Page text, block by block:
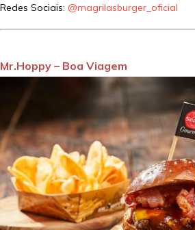
Redes Sociais: @magrilasburger_oficial
Mr.Hoppy – Boa Viagem